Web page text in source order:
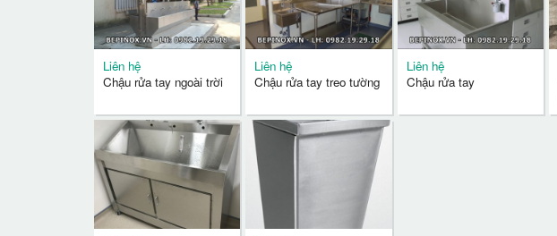
Liên hệ
Chậu rửa tay ngoài trời
Liên hệ
Chậu rửa tay treo tường
Liên hệ
Chậu rửa tay